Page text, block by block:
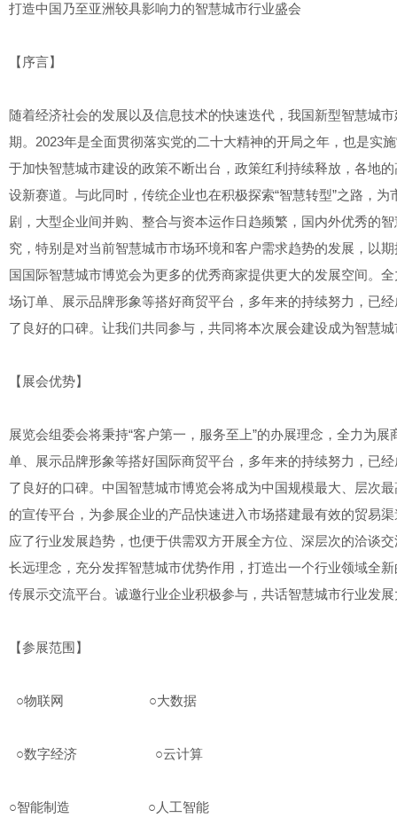
打造中国乃至亚洲较具影响力的智慧城市行业盛会
【序言】
随着经济社会的发展以及信息技术的快速迭代，我国新型智慧城
期。2023年是全面贯彻落实党的二十大精神的开局之年，也是实
于加快智慧城市建设的政策不断出台，政策红利持续释放，各地
设新赛道。与此同时，传统企业也在积极探索“智慧转型”之路，
剧，大型企业间并购、整合与资本运作日趋频繁，国内外优秀的
究，特别是对当前智慧城市市场环境和客户需求趋势的发展，以
国国际智慧城市博览会为更多的优秀商家提供更大的发展空间。
场订单、展示品牌形象等搭好商贸平台，多年来的持续努力，已
了良好的口碑。让我们共同参与，共同将本次展会建设成为智慧
【展会优势】
展览会组委会将秉持“客户第一，服务至上”的办展理念，全力为
单、展示品牌形象等搭好国际商贸平台，多年来的持续努力，已
了良好的口碑。中国智慧城市博览会将成为中国规模最大、层次
的宣传平台，为参展企业的产品快速进入市场搭建最有效的贸易
应了行业发展趋势，也便于供需双方开展全方位、深层次的洽谈
长远理念，充分发挥智慧城市优势作用，打造出一个行业领域全
传展示交流平台。诚邀行业企业积极参与，共话智慧城市行业发
【参展范围】
○物联网 ○大数据
○数字经济 ○云计算
○智能制造 ○人工智能